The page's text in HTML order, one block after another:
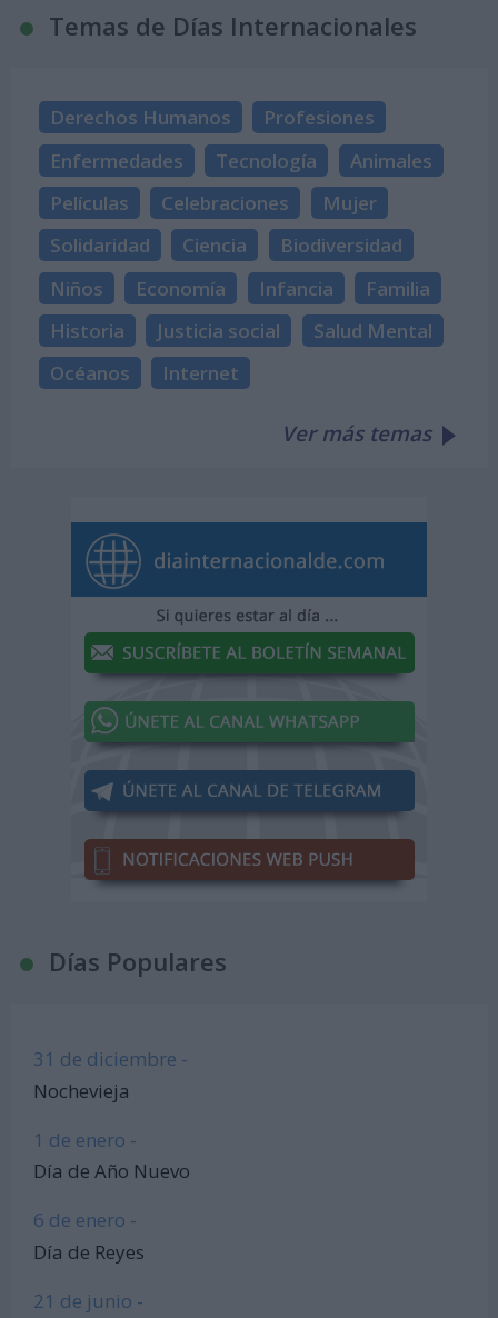
Temas de Días Internacionales
Derechos Humanos
Profesiones
Enfermedades
Tecnología
Animales
Películas
Celebraciones
Mujer
Solidaridad
Ciencia
Biodiversidad
Niños
Economía Infancia
Familia
Historia
Justicia social
Salud Mental
Océanos
Internet
Ver más temas
Días Populares
31 de diciembre -
Nochevieja
1 de enero -
Día de Año Nuevo
6 de enero -
Día de Reyes
21 de junio -